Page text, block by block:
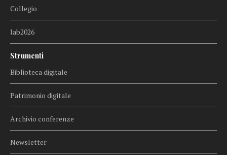
Collegio
lab2026
Strumenti
Biblioteca digitale
Patrimonio digitale
Archivio conferenze
Newsletter